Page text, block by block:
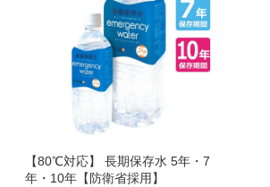
【80℃対応】 長期保存水 5年・7
年・10年【防衛省採用】